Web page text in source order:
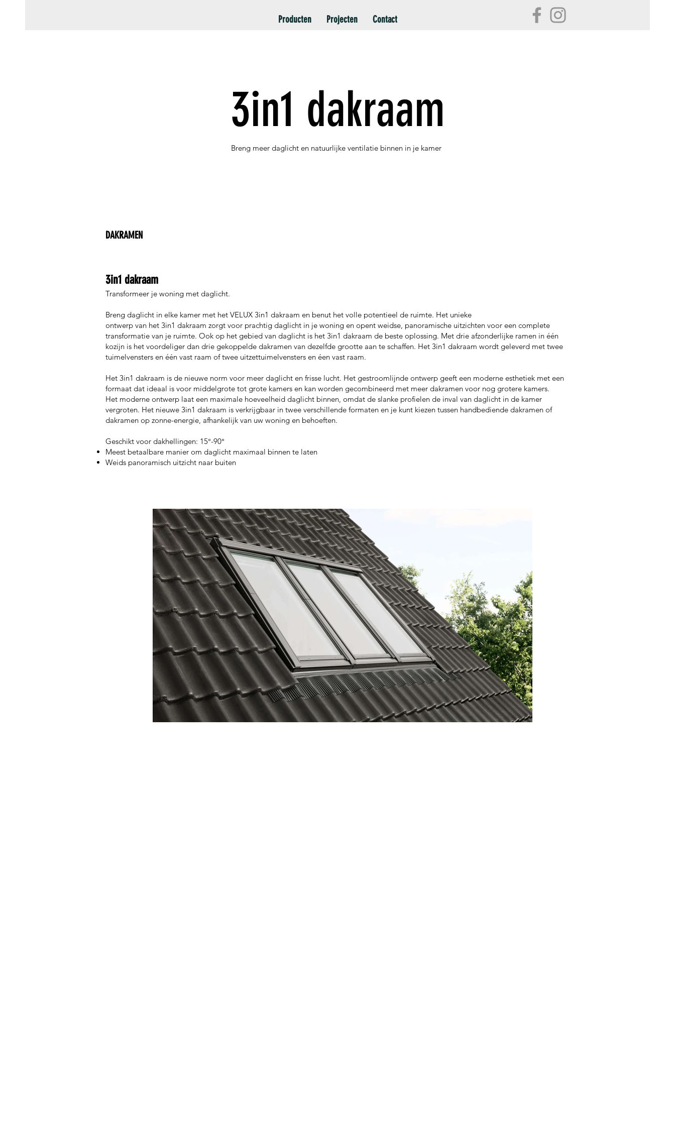
Producten Projecten Contact
3in1 dakraam
Breng meer daglicht en natuurlijke ventilatie binnen in je kamer
DAKRAMEN
3in1 dakraam
Transformeer je woning met daglicht.
Breng daglicht in elke kamer met het VELUX 3in1 dakraam en benut het volle potentieel de ruimte. Het unieke
ontwerp van het 3in1 dakraam zorgt voor prachtig daglicht in je woning en opent weidse, panoramische uitzichten voor een complete
transformatie van je ruimte. Ook op het gebied van daglicht is het 3in1 dakraam de beste oplossing. Met drie afzonderlijke ramen in één
kozijn is het voordeliger dan drie gekoppelde dakramen van dezelfde grootte aan te schaffen. Het 3in1 dakraam wordt geleverd met twee
tuimelvensters en één vast raam of twee uitzettuimelvensters en éen vast raam.
Het 3in1 dakraam is de nieuwe norm voor meer daglicht en frisse lucht. Het gestroomlijnde ontwerp geeft een moderne esthetiek met een
formaat dat ideaal is voor middelgrote tot grote kamers en kan worden gecombineerd met meer dakramen voor nog grotere kamers.
Het moderne ontwerp laat een maximale hoeveelheid daglicht binnen, omdat de slanke profielen de inval van daglicht in de kamer
vergroten. Het nieuwe 3in1 dakraam is verkrijgbaar in twee verschillende formaten en je kunt kiezen tussen handbediende dakramen of
dakramen op zonne-energie, afhankelijk van uw woning en behoeften.
Geschikt voor dakhellingen: 15°-90°
Meest betaalbare manier om daglicht maximaal binnen te laten
Weids panoramisch uitzicht naar buiten